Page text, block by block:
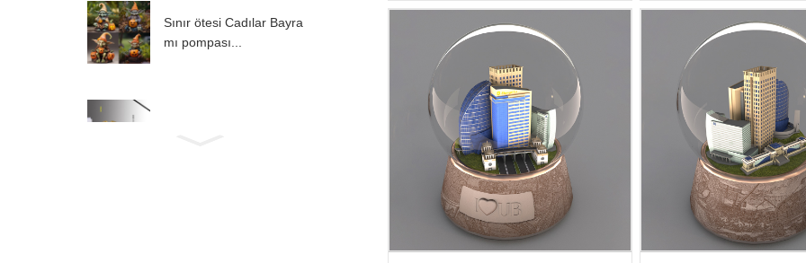
Sınır ötesi Cadılar Bayra
mı pompası...